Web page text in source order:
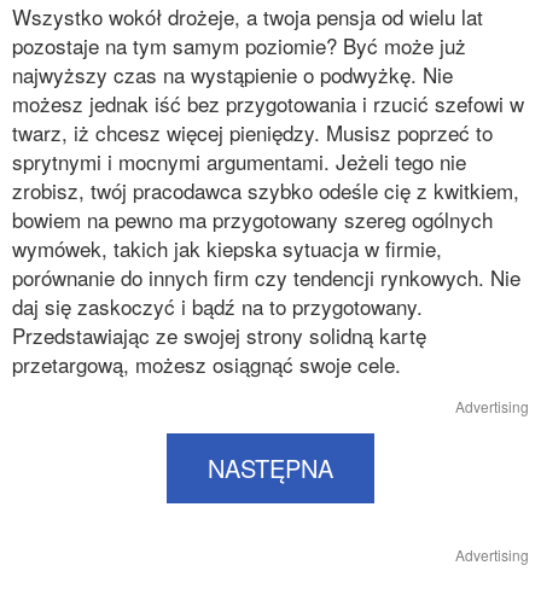
Wszystko wokół drożeje, a twoja pensja od wielu lat
pozostaje na tym samym poziomie? Być może już
najwyższy czas na wystąpienie o podwyżkę. Nie
możesz jednak iść bez przygotowania i rzucić szefowi w
twarz, iż chcesz więcej pieniędzy. Musisz poprzeć to
sprytnymi i mocnymi argumentami. Jeżeli tego nie
zrobisz, twój pracodawca szybko odeśle cię z kwitkiem,
bowiem na pewno ma przygotowany szereg ogólnych
wymówek, takich jak kiepska sytuacja w firmie,
porównanie do innych firm czy tendencji rynkowych. Nie
daj się zaskoczyć i bądź na to przygotowany.
Przedstawiając ze swojej strony solidną kartę
przetargową, możesz osiągnąć swoje cele.
Advertising
NASTĘPNA
Advertising